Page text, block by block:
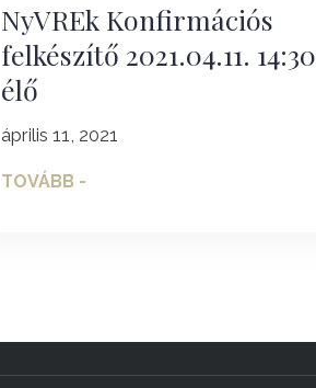
NyVREk Konfirmációs
felkészítő 2021.04.11. 14:30
élő
április 11, 2021
TOVÁBB -